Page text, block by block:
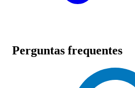
Perguntas frequentes